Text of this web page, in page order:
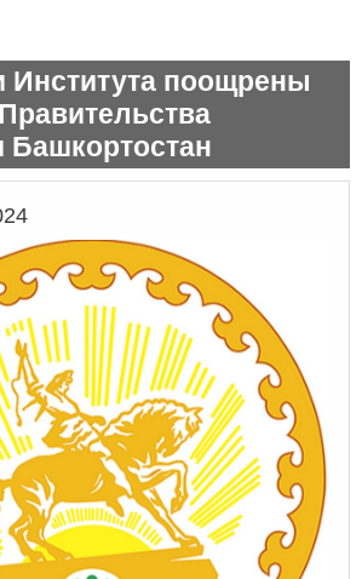
Института поощрены
Башкортостан